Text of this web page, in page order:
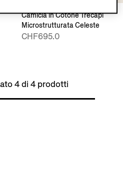
Camicia in Cotone Trecapi
Microstrutturata Celeste
CHF695.0
4 di 4 prodotti